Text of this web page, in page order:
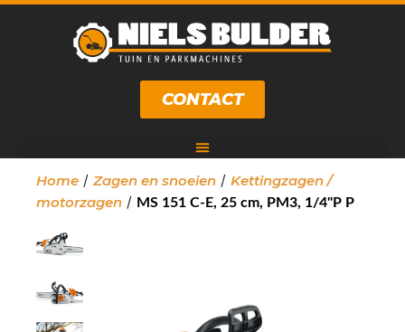
CONTACT
Home / Zagen en snoeien / Kettingzagen /
motorzagen / MS 151 C-E, 25 cm, PM3, 1/4"P P